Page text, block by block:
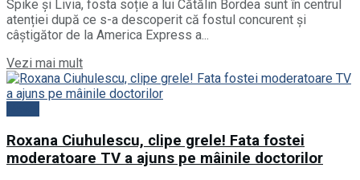
Spike și Livia, fosta soție a lui Cătălin Bordea sunt în centrul
atenției după ce s-a descoperit că fostul concurent și
câștigător de la America Express a...
Vezi mai mult
Roxana Ciuhulescu, clipe grele! Fata fostei
moderatoare TV a ajuns pe mâinile doctorilor